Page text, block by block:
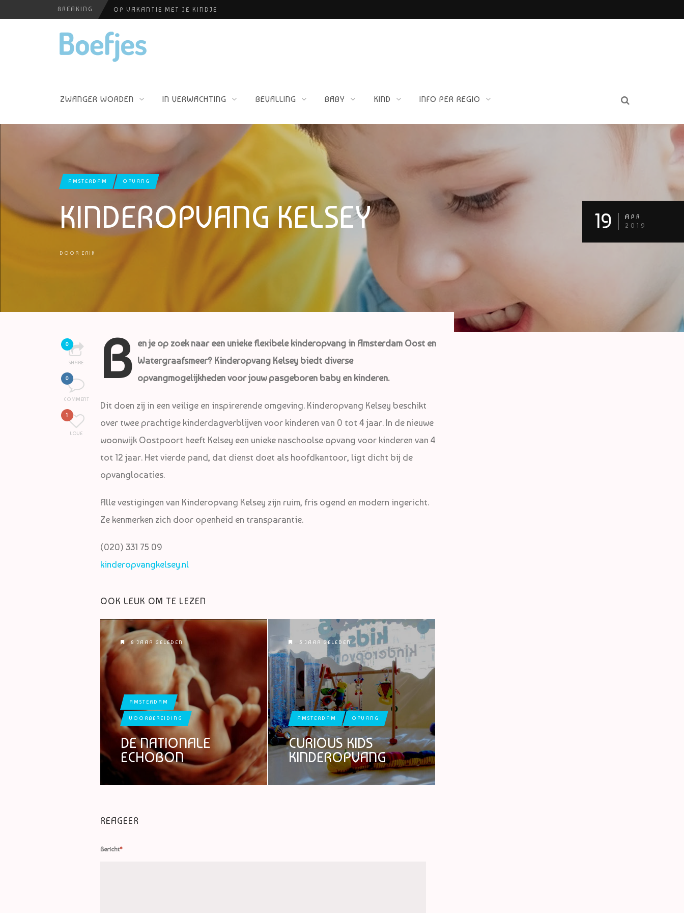
BREAKING OP VAKANTIE MET JE KINDJE
ALLERZORG KRAAMZORG
ZWANGER WORDEN IN VERWACHTING BEVALLING BABY KIND INFO PER REGIO
AMSTERDAM OPVANG
KINDEROPVANG KELSEY
DOOR ERIK
19
APR
2019
0
SHARE
0
COMMENT
1
LOVE
B en je op zoek naar een unieke flexibele kinderopvang in Amsterdam Oost en
Watergraafsmeer? Kinderopvang Kelsey biedt diverse
opvangmogelijkheden voor jouw pasgeboren baby en kinderen.
Dit doen zij in een veilige en inspirerende omgeving. Kinderopvang Kelsey beschikt
over twee prachtige kinderdagverblijven voor kinderen van 0 tot 4 jaar. In de nieuwe
woonwijk Oostpoort heeft Kelsey een unieke naschoolse opvang voor kinderen van 4
tot 12 jaar. Het vierde pand, dat dienst doet als hoofdkantoor, ligt dicht bij de
opvanglocaties.
Alle vestigingen van Kinderopvang Kelsey zijn ruim, fris ogend en modern ingericht.
Ze kenmerken zich door openheid en transparantie.
(020) 331 75 09
kinderopvangkelsey.nl
OOK LEUK OM TE LEZEN
8 JAAR GELEDEN
AMSTERDAM
VOORBEREIDING
DE NATIONALE
ECHOBON
5 JAAR GELEDEN
AMSTERDAM OPVANG
CURIOUS KIDS
KINDEROPVANG
REAGEER
Bericht*